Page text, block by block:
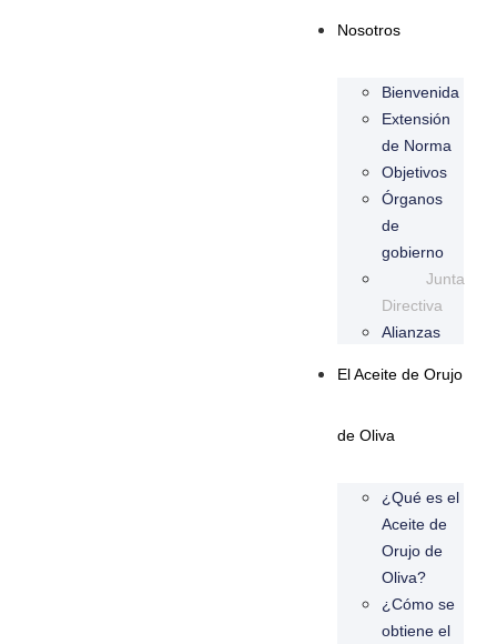
Nosotros
Bienvenida
Extensión
de Norma
Objetivos
Órganos
de
gobierno
Junta
Directiva
Alianzas
El Aceite de Orujo
de Oliva
¿Qué es el
Aceite de
Orujo de
Oliva?
¿Cómo se
obtiene el